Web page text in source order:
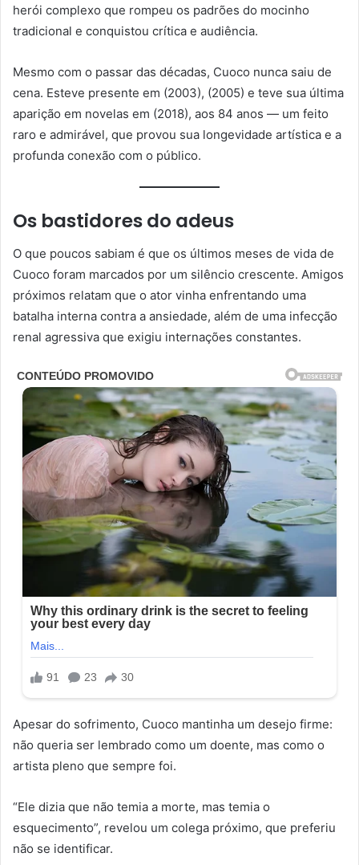
herói complexo que rompeu os padrões do mocinho
tradicional e conquistou crítica e audiência.
Mesmo com o passar das décadas, Cuoco nunca saiu de
cena. Esteve presente em (2003), (2005) e teve sua última
aparição em novelas em (2018), aos 84 anos — um feito
raro e admirável, que provou sua longevidade artística e a
profunda conexão com o público.
Os bastidores do adeus
O que poucos sabiam é que os últimos meses de vida de
Cuoco foram marcados por um silêncio crescente. Amigos
próximos relatam que o ator vinha enfrentando uma
batalha interna contra a ansiedade, além de uma infecção
renal agressiva que exigiu internações constantes.
Apesar do sofrimento, Cuoco mantinha um desejo firme:
não queria ser lembrado como um doente, mas como o
artista pleno que sempre foi.
“Ele dizia que não temia a morte, mas temia o
esquecimento”, revelou um colega próximo, que preferiu
não se identificar.